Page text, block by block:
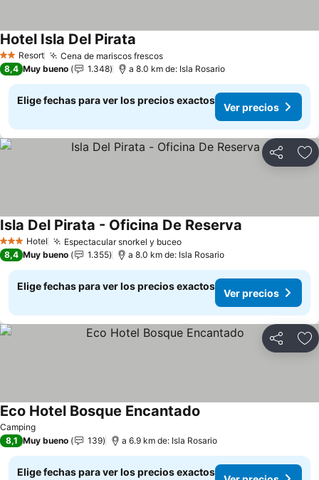
2 Estrellas
Resort Cena de mariscos frescos
Hotel Isla Del Pirata
8,4 Muy bueno 1.348 a 8.0 km de: Isla Rosario
Elige fechas para ver los precios exactos
Ver precios
Compartir
3 Estrellas
Hotel Espectacular snorkel y buceo
Isla Del Pirata - Oficina De Reserva
8,4 Muy bueno 1.355 a 8.0 km de: Isla Rosario
Elige fechas para ver los precios exactos
Ver precios
Compartir
Camping
Eco Hotel Bosque Encantado
8,1 Muy bueno 139 a 6.9 km de: Isla Rosario
Elige fechas para ver los precios exactos